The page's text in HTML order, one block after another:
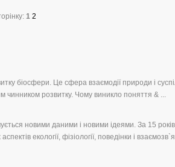
1 2
біосфери. Це сфера взаємодії природи і
чинником розвитку. Чому виникло поняття & ...
новими даними і новими ідеями. За 15 років
екології, фізіології, поведінки і